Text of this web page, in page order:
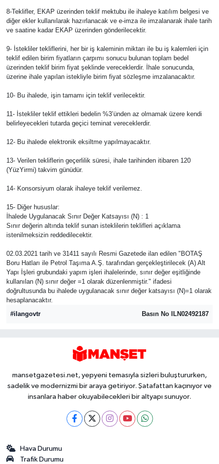
8-Teklifler, EKAP üzerinden teklif mektubu ile ihaleye katılım belgesi ve
diğer ekler kullanılarak hazırlanacak ve e-imza ile imzalanarak ihale tarih
ve saatine kadar EKAP üzerinden gönderilecektir.
9- İstekliler tekliflerini, her bir iş kaleminin miktarı ile bu iş kalemleri için
teklif edilen birim fiyatların çarpımı sonucu bulunan toplam bedel
üzerinden teklif birim fiyat şeklinde vereceklerdir. İhale sonucunda,
üzerine ihale yapılan istekliyle birim fiyat sözleşme imzalanacaktır.
10- Bu ihalede, işin tamamı için teklif verilecektir.
11- İstekliler teklif ettikleri bedelin %3’ünden az olmamak üzere kendi
belirleyecekleri tutarda geçici teminat vereceklerdir.
12- Bu ihalede elektronik eksiltme yapılmayacaktır.
13- Verilen tekliflerin geçerlilik süresi, ihale tarihinden itibaren 120
(YüzYirmi) takvim günüdür.
14- Konsorsiyum olarak ihaleye teklif verilemez.
15- Diğer hususlar:
İhalede Uygulanacak Sınır Değer Katsayısı (N) : 1
Sınır değerin altında teklif sunan isteklilerin teklifleri açıklama
istenilmeksizin reddedilecektir.
02.03.2021 tarih ve 31411 sayılı Resmi Gazetede ilan edilen "BOTAŞ
Boru Hatları ile Petrol Taşıma A.Ş. tarafından gerçekleştirilecek (A) Alt
Yapı İşleri grubundaki yapım işleri ihalelerinde, sınır değer eşitliğinde
kullanılan (N) sınır değer =1 olarak düzenlenmiştir." ifadesi
doğrultusunda bu ihalede uygulanacak sınır değer katsayısı (N)=1 olarak
hesaplanacaktır.
#ilangovtr
Basın No ILN02492187
mansetgazetesi.net, yepyeni temasıyla sizleri buluştururken,
sadelik ve modernizmi bir araya getiriyor. Şatafattan kaçınıyor ve
insanlara haber okuyabilecekleri bir altyapı sunuyor.
Hava Durumu
Trafik Durumu